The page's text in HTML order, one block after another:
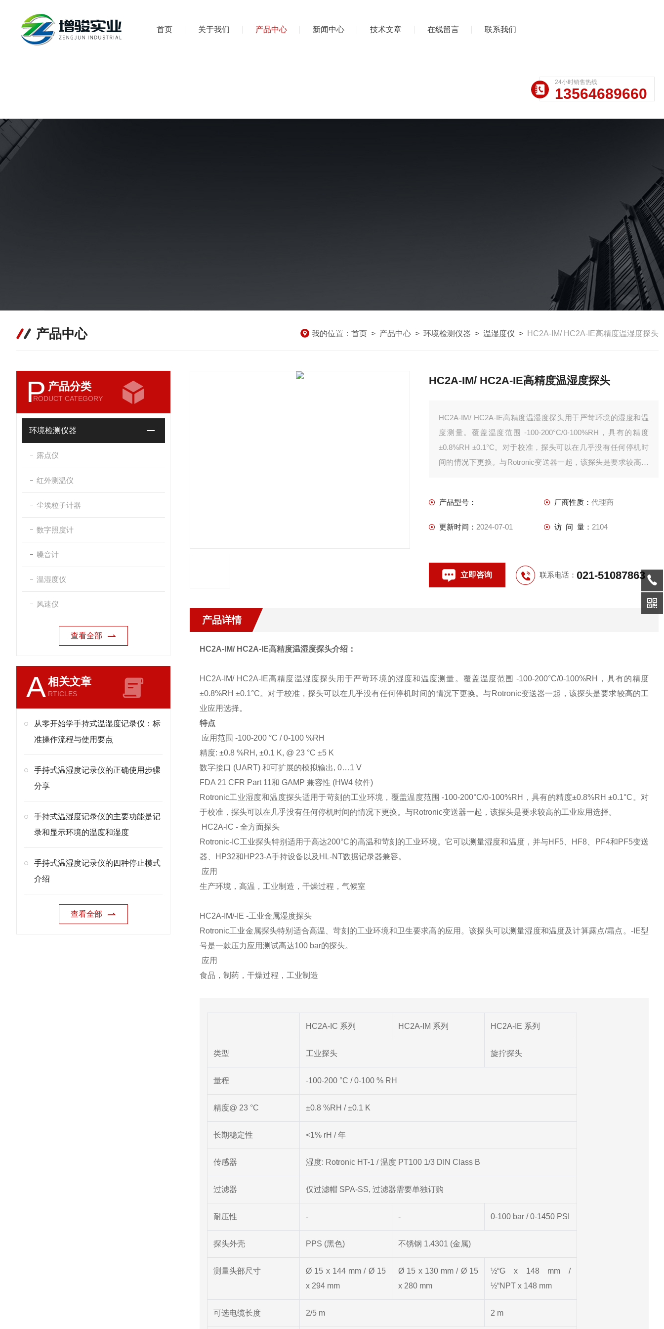
首页 关于我们 产品中心 新闻中心 技术文章 在线留言 联系我们
24小时销售热线
13564689660
产品中心 我的位置： 首页 > 产品中心 > 环境检测仪器 > 温湿度仪 > HC2A-IM/ HC2A-IE高精度温湿度探头
P 产品分类
RODUCT CATEGORY
环境检测仪器
露点仪
红外测温仪
尘埃粒子计器
数字照度计
噪音计
温湿度仪
风速仪
查看全部
A相关文章
RTICLES
从零开始学手持式温湿度记录仪：标
准操作流程与使用要点
手持式温湿度记录仪的正确使用步骤
分享
手持式温湿度记录仪的主要功能是记
录和显示环境的温度和湿度
手持式温湿度记录仪的四种停止模式
介绍
查看全部
HC2A-IM/ HC2A-IE高精度温湿度探头
HC2A-IM/ HC2A-IE高精度温湿度探头用于严苛环境的湿度和温
度测量。覆盖温度范围 -100-200°C/0-100%RH，具有的精度
±0.8%RH ±0.1°C。对于校准，探头可以在几乎没有任何停机时
间的情况下更换。与Rotronic变送器一起，该探头是要求较高的
产品型号： 厂商性质： 代理商
更新时间： 2024-07-01 访 问 量： 2104
立即咨询 联系电话： 021-51087863
产品详情
HC2A-IM/ HC2A-IE高精度温湿度探头介绍：
HC2A-IM/ HC2A-IE高精度温湿度探头用于严苛环境的湿度和温度测量。覆盖温度范围 -100-200°C/0-100%RH
，具有的精度
±0.8%RH±0.1°C。对于校准，探头可以在几乎没有任何停机时间的情况下更换。与Rotronic变送器一起，该探头是要求较高的工
业应用选择。
特点
应用范围 -100-200 °C / 0-100 %RH
精度: ±0.8 %RH, ±0.1 K, @ 23 °C ±5 K
数字接口 (UART) 和可扩展的模拟输出, 0…1 V
FDA 21 CFR Part 11和 GAMP 兼容性 (HW4 软件)
Rotronic工业湿度和温度探头适用于苛刻的工业环境，覆盖温度范围 -100-200°C/0-100%RH ，具有的精度±0.8%RH±0.1°C 。对
于校准，探头可以在几乎没有任何停机时间的情况下更换。与Rotronic变送器一起，该探头是要求较高的工业应用选择。
HC2A-IC - 全方面探头
Rotronic-IC工业探头特别适用于高达200°C的高温和苛刻的工业环境。它可以测量湿度和温度，并与HF5 HF8 PF4和PF5变送
器、
HP32和HP23-A手持设备以及 HL-NT数据记录器兼容。
应用
生产环境，高温，工业制造，干燥过程，气候室
HC2A-IM/-IE -工业金属湿度探头
Rotronic工业金属探头特别适合高温、苛刻的工业环境和卫生要求高的应用。该探头可以测量湿度和温度及计算露点/霜点。 -IE型
号是一款压力应用测试高达100 bar的探头。
应用
食品，制药，干燥过程，工业制造
HC2A-IC 系列 HC2A-IM 系列 HC2A-IE 系列
类型 工业探头 旋拧探头
量程 -100-200 °C / 0-100 % RH
精度@ 23 °C ±0.8 %RH / ±0.1 K
长期稳定性 <1% rH / 年
传感器 湿度: Rotronic HT-1 / 温度 PT100 1/3 DIN Class B
过滤器 仅过滤帽 SPA-SS, 过滤器需要单独订购
耐压性 - - 0-100 bar / 0-1450 PSI
探头外壳 PPS (黑色) 不锈钢 1.4301 (金属)
测量头部尺寸
Ø 15 x 144 mm / Ø 15
x 294 mm
Ø 15 x 130 mm / Ø 15
x 280 mm
½“G x 148 mm /
½“NPT x 148 mm
可选电缆长度 2/5 m 2 m